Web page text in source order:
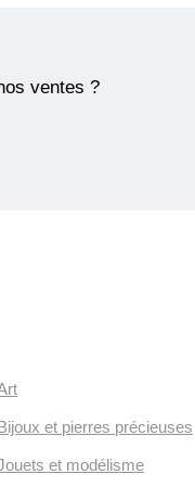
ventes ?
et pierres précieuses
et modélisme